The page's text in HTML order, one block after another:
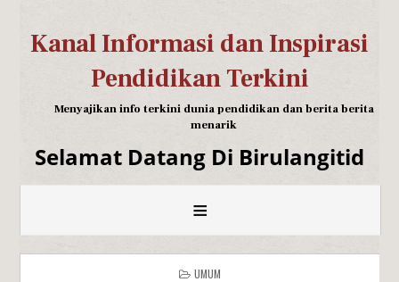
Kanal Informasi dan Inspirasi
Pendidikan Terkini
Menyajikan info terkini dunia pendidikan dan berita berita
menarik
Selamat Datang Di Birulangitid
≡
UMUM